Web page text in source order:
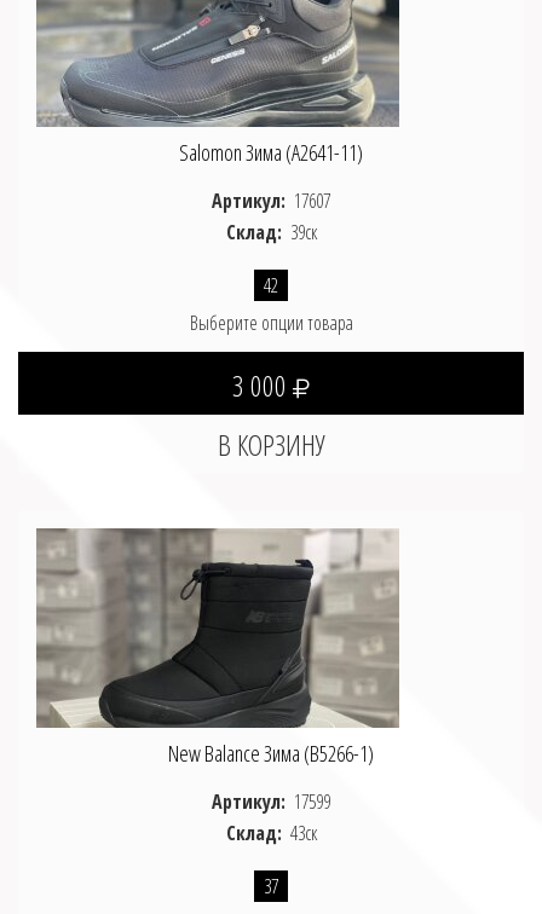
Salomon Зима (A2641-11)
Артикул: 17607
Склад: 39ск
42
Выберите опции товара
3 000
New Balance Зима (B5266-1)
Артикул: 17599
Склад: 43ск
37